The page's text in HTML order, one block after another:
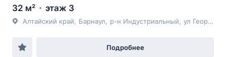
32 м² этаж 3
Алтайский край Барнаул р-н Индустриальный ул Георгиева
Подробнее